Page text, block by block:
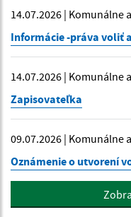
14.07.2026 | Komunálne
Informácie -práva voliť
14.07.2026 | Komunálne
Zapisovateľka
09.07.2026 | Komunálne
Oznámenie o utvorení